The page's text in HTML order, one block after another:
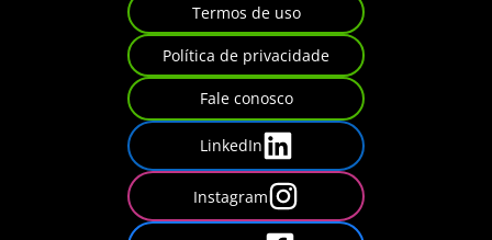
Termos de uso
Política de privacidade
Fale conosco
LinkedIn
Instagram